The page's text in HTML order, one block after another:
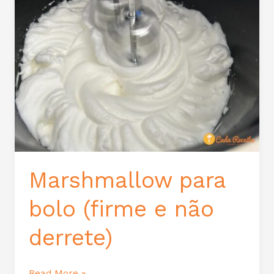
Marshmallow para
bolo (firme e não
derrete)
bolo
(firme
e
não
derrete)